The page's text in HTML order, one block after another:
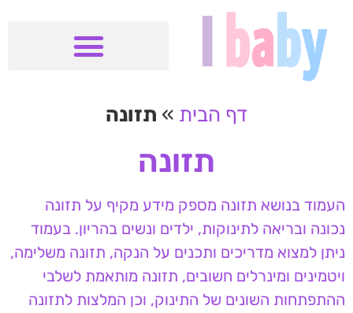
דף הבית » תזונה
תזונה
העמוד בנושא תזונה מספק מידע מקיף על תזונה
נכונה ובריאה לתינוקות, ילדים ונשים בהריון. בעמוד
ניתן למצוא מדריכים ותכנים על הנקה, תזונה משלימה,
ויטמינים ומינרלים חשובים, תזונה מותאמת לשלבי
ההתפתחות השונים של התינוק, וכן המלצות לתזונה